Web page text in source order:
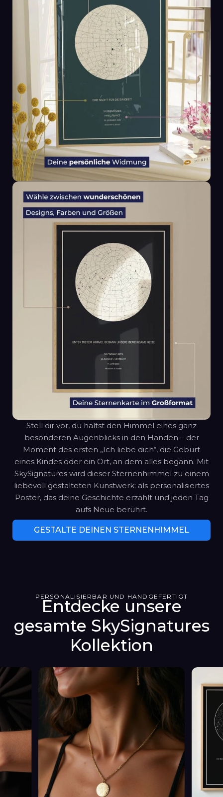
Stell dir vor, du hältst den Himmel eines ganz
besonderen Augenblicks in den Händen – der
Moment des ersten „Ich liebe dich“, die Geburt
eines Kindes oder ein Ort, an dem alles begann. Mit
SkySignatures wird dieser Sternenhimmel zu einem
liebevoll gestalteten Kunstwerk: als personalisiertes
Poster, das deine Geschichte erzählt und jeden Tag
aufs Neue berührt.
GESTALTE DEINEN STERNENHIMMEL
PERSONALISIERBAR UND HANDGEFERTIGT
Entdecke unsere
gesamte SkySignatures
Kollektion